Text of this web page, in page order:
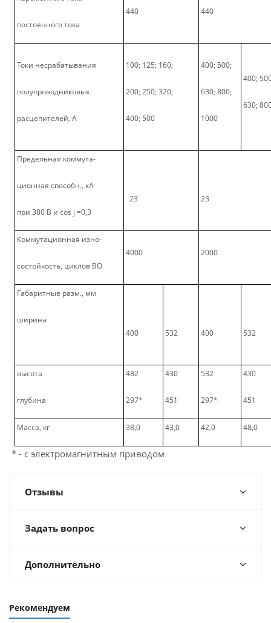
постоянного тока
440 440
Токи несрабатывания
полупроводниковых
расцепителей, А
100; 125; 160;
200; 250; 320;
400; 500
400; 500;
630; 800;
1000
400;
630;
Предельная коммута-
ционная способн., кА
при 380 В и cos j =0,3
23 23
Коммутационная изно-
состойкость, циклов ВО
4000 2000
Габаритные разм., мм
ширина
400
532 400 532
высота
глубина
482
297*
430
451
532
297*
430
451
Масса, кг 38,0 43,0 42,0 48,0
* - с электромагнитным приводом
Отзывы
Задать вопрос
Дополнительно
Рекомендуем